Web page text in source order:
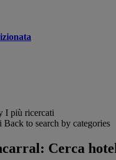
I più ricercati
Back to search by categories
Cerca hotel